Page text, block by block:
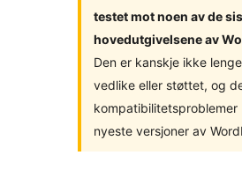
testet mot noen av de
hovedutgivelsene av
Den er kanskje ikke
vedlike eller støttet, og
kompatibilitetsproblemer
nyeste versjoner av